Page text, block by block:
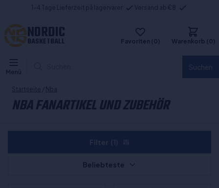
1-4 Tage Lieferzeit på lagervarer Versand ab €8
NORDIC
BASKETBALL Favoriten (0) Warenkorb (0)
Menü
Startseite / Nba
NBA FANARTIKEL UND ZUBEHÖR
Beliebteste